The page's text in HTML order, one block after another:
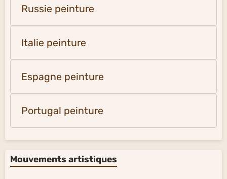
Russie peinture
Italie peinture
Espagne peinture
Portugal peinture
Mouvements artistiques